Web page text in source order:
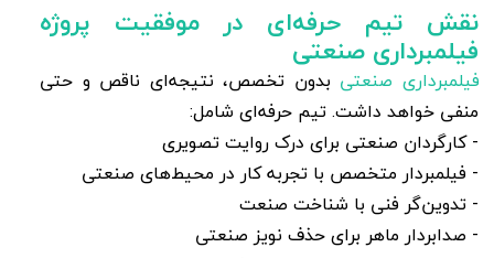
نقش تیم حرفه‌ای در موفقیت پروژه
فیلمبرداری صنعتی
فیلمبرداری صنعتی بدون تخصص، نتیجه‌ای ناقص و حتی
منفی خواهد داشت. تیم حرفه‌ای شامل:
- کارگردان صنعتی برای درک روایت تصویری
- فیلمبردار متخصص با تجربه کار در محیط‌های صنعتی
- تدوین‌گر فنی با شناخت صنعت
- صدابردار ماهر برای حذف نویز صنعتی